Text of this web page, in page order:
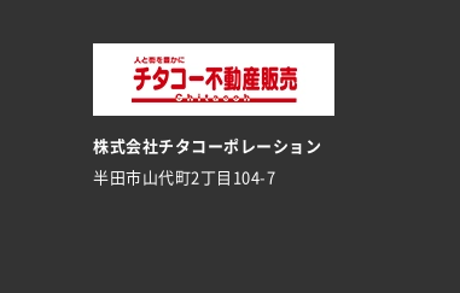
株式会社チタコーポレーション
半田市山代町2丁目104-7